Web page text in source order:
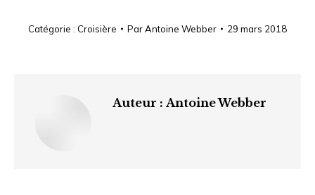
Catégorie : Croisière ParAntoine Webber 29 mars 2018
Auteur : Antoine Webber